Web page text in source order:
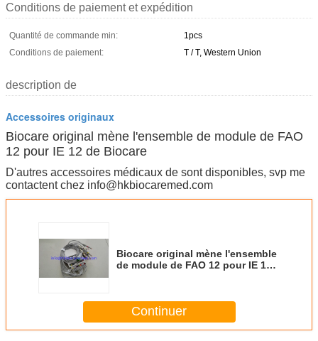
Conditions de paiement et expédition
Quantité de commande min:
1pcs
Conditions de paiement:
T / T, Western Union
description de
Accessoires originaux
Biocare original mène l'ensemble de module de FAO
12 pour IE 12 de Biocare
D'autres accessoires médicaux de sont disponibles, svp me
contactent chez info@hkbiocaremed.com
Biocare original mène l'ensemble
de module de FAO 12 pour IE 12
Continuer